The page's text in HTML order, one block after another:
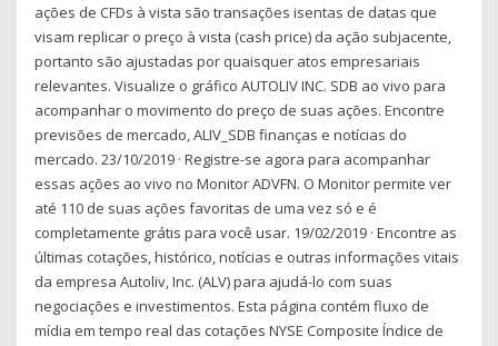
ações de CFDs à vista são transações isentas de datas que
visam replicar o preço à vista (cash price) da ação subjacente,
portanto são ajustadas por quaisquer atos empresariais
relevantes. Visualize o gráfico AUTOLIV INC. SDB ao vivo para
acompanhar o movimento do preço de suas ações. Encontre
previsões de mercado, ALIV_SDB finanças e notícias do
mercado. 23/10/2019 · Registre-se agora para acompanhar
essas ações ao vivo no Monitor ADVFN. O Monitor permite ver
até 110 de suas ações favoritas de uma vez só e é
completamente grátis para você usar. 19/02/2019 · Encontre as
últimas cotações, histórico, notícias e outras informações vitais
da empresa Autoliv, Inc. (ALV) para ajudá-lo com suas
negociações e investimentos. Esta página contém fluxo de
mídia em tempo real das cotações NYSE Composite Índice de